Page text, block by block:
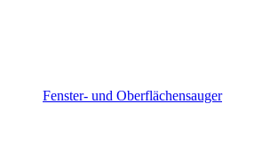
Fenster- und Oberflächensauger